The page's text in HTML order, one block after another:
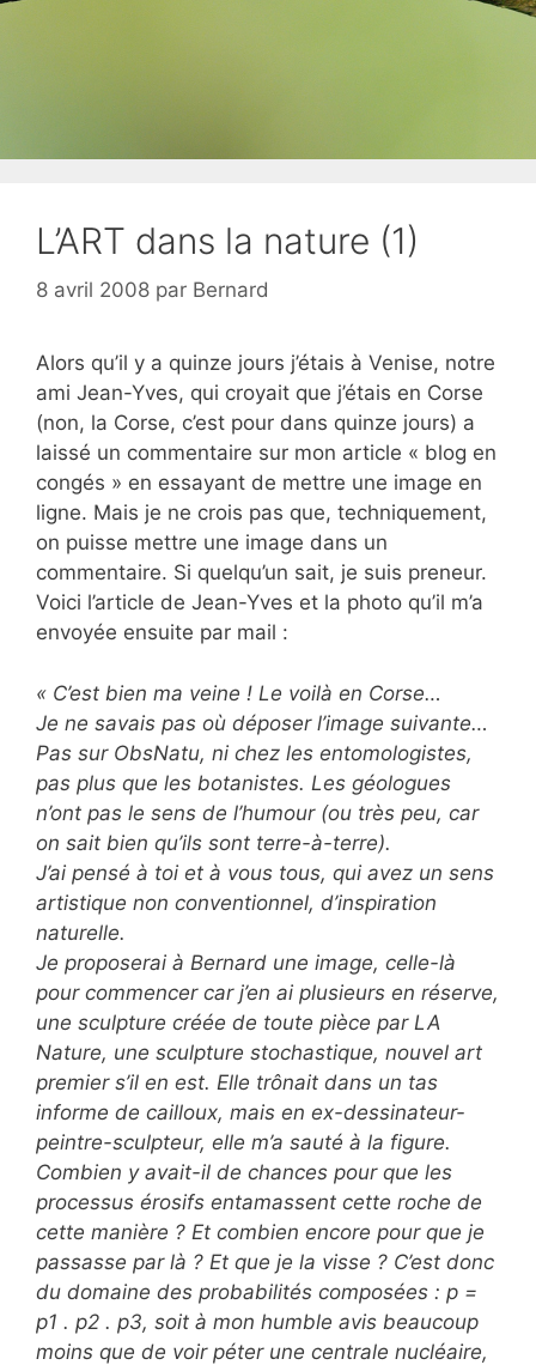
L’ART dans la nature (1)
8 avril 2008 par Bernard
Alors qu’il y a quinze jours j’étais à Venise, notre
ami Jean-Yves, qui croyait que j’étais en Corse
(non, la Corse, c’est pour dans quinze jours) a
laissé un commentaire sur mon article « blog en
congés » en essayant de mettre une image en
ligne. Mais je ne crois pas que, techniquement,
on puisse mettre une image dans un
commentaire. Si quelqu’un sait, je suis preneur.
Voici l’article de Jean-Yves et la photo qu’il m’a
envoyée ensuite par mail :
« C’est bien ma veine ! Le voilà en Corse…
Je ne savais pas où déposer l’image suivante…
Pas sur ObsNatu, ni chez les entomologistes,
pas plus que les botanistes. Les géologues
n’ont pas le sens de l’humour (ou très peu, car
on sait bien qu’ils sont terre-à-terre).
J’ai pensé à toi et à vous tous, qui avez un sens
artistique non conventionnel, d’inspiration
naturelle.
Je proposerai à Bernard une image, celle-là
pour commencer car j’en ai plusieurs en réserve,
une sculpture créée de toute pièce par LA
Nature, une sculpture stochastique, nouvel art
premier s’il en est. Elle trônait dans un tas
informe de cailloux, mais en ex-dessinateur-
peintre-sculpteur, elle m’a sauté à la figure.
Combien y avait-il de chances pour que les
processus érosifs entamassent cette roche de
cette manière ? Et combien encore pour que je
passasse par là ? Et que je la visse ? C’est donc
du domaine des probabilités composées : p =
p1 . p2 . p3, soit à mon humble avis beaucoup
moins que de voir péter une centrale nucléaire,